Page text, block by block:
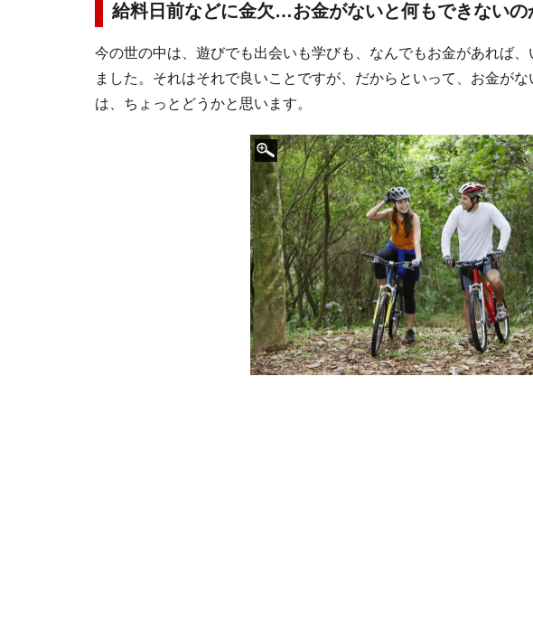
給料日前などに金欠…お金がないと何もできないの
今の世の中は、遊びでも出会いも学びも、なんでもお金があれば
ました。それはそれで良いことですが、だからといって、お金が
は、ちょっとどうかと思います。